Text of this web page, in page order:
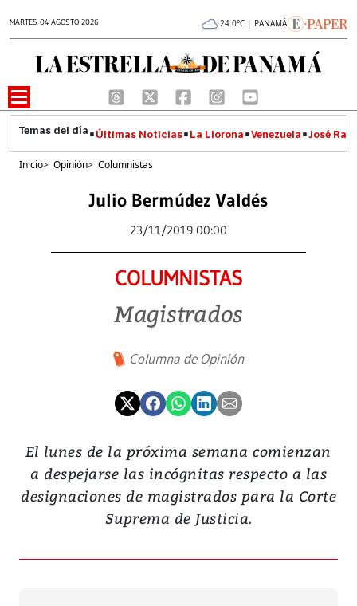
MARTES 04 AGOSTO 2026 24.0°C | PANAMÁ
Últimas Noticias La Llorona Venezuela José
Inicio> Opinión> Columnistas
Julio Bermúdez Valdés
23/11/2019 00:00
COLUMNISTAS
Magistrados
Columna de Opinión
El lunes de la próxima semana comienzan
a despejarse las incógnitas respecto a las
designaciones de magistrados para la Corte
Suprema de Justicia.